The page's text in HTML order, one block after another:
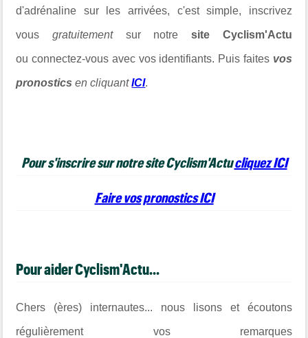
d'adrénaline sur les arrivées, c'est simple, inscrivez
vousgratuitementsur notre site Cyclism'Actu
ou connectez-vous avec vos identifiants. Puis faites vos
pronosticsen cliquant ICI.
Pour s'inscrire sur notre site Cyclism'Actucliquez ICI
Faire vos pronostics ICI
Pour aider Cyclism'Actu...
Chers (ères) internautes... nous lisons et écoutons
régulièrement vos remarques